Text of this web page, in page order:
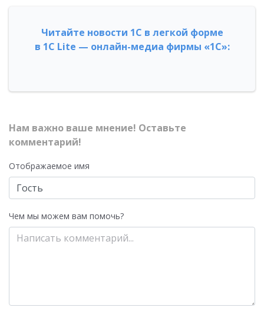
Читайте новости 1С в легкой форме
в 1С Lite — онлайн-медиа фирмы «1С»:
Нам важно ваше мнение! Оставьте
комментарий!
Отображаемое имя
Чем мы можем вам помочь?